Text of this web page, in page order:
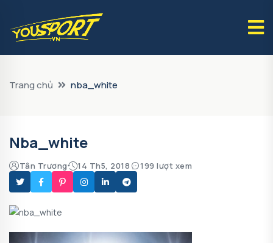
Trang chủ nba_white
Nba_white
Tân Trương 14 Th5, 2018 199 lượt xem